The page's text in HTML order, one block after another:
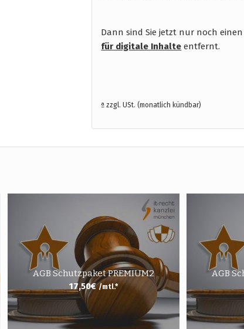
Dann sind Sie jetzt nur noch
für digitale Inhalte entfernt.
ª zzgl. USt. (monatlich kündbar)
AGB Schutzpaket PREMIUM2
17,50€ /mtl.*
AGB